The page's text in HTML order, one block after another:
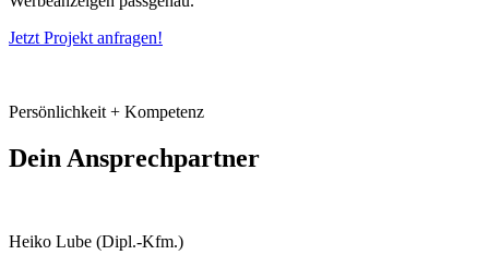
Jetzt Projekt anfragen!
Persönlichkeit + Kompetenz
Dein Ansprechpartner
Heiko Lube (Dipl.-Kfm.)